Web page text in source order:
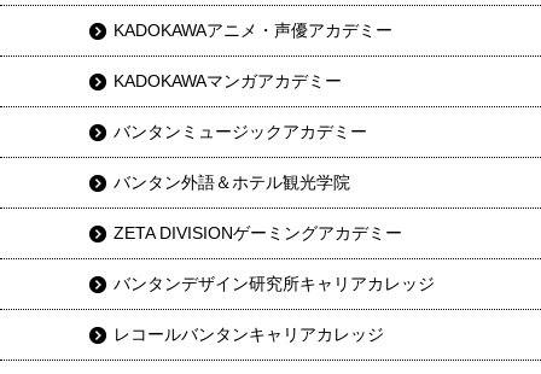
KADOKAWAアニメ・声優アカデミー
KADOKAWAマンガアカデミー
バンタンミュージックアカデミー
バンタン外語＆ホテル観光学院
ZETA DIVISIONゲーミングアカデミー
バンタンデザイン研究所キャリアカレッジ
レコールバンタンキャリアカレッジ